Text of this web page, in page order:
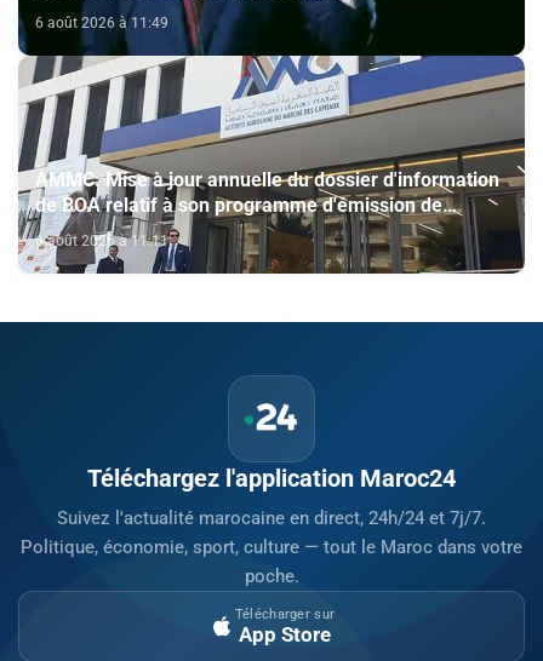
6 août 2026 à 11:49
AMMC: Mise à jour annuelle du dossier d'information
de BOA relatif à son programme d'émission de
certificats de dépôt
6 août 2026 à 11:11
Téléchargez l'application Maroc24
Suivez l'actualité marocaine en direct, 24h/24 et 7j/7.
Politique, économie, sport, culture — tout le Maroc dans votre
poche.
Télécharger sur
App Store